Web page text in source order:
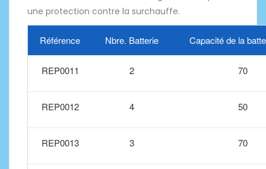
une protection contre la surchauffe.
Référence Nbre. Batterie Capacité de la
REP0011 2 70
REP0012 4 50
REP0013 3 70